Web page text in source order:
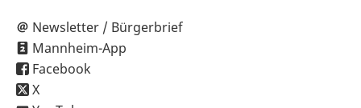
Newsletter / Bürgerbrief
Mannheim-App
Facebook
X